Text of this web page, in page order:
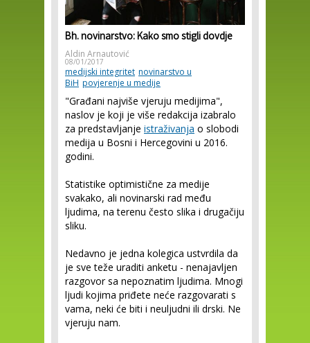
Bh. novinarstvo: Kako smo stigli dovdje
Aldin Arnautović
08/01/2017
medijski integritet novinarstvo u
BiH povjerenje u medije
"Građani najviše vjeruju medijima",
naslov je koji je više redakcija izabralo
za predstavljanje istraživanja o slobodi
medija u Bosni i Hercegovini u 2016.
godini.
Statistike optimistične za medije
svakako, ali novinarski rad među
ljudima, na terenu često slika i drugačiju
sliku.
Nedavno je jedna kolegica ustvrdila da
je sve teže uraditi anketu - nenajavljen
razgovor sa nepoznatim ljudima. Mnogi
ljudi kojima priđete neće razgovarati s
vama, neki će biti i neuljudni ili drski. Ne
vjeruju nam.